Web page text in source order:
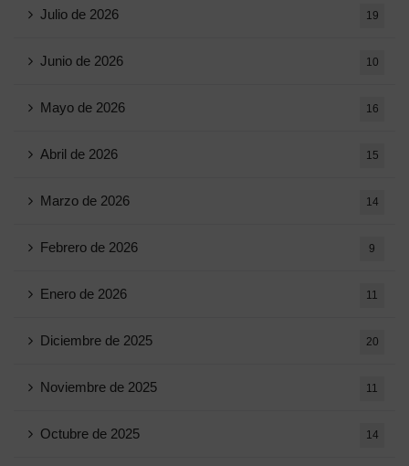
Julio de 2026 19
Junio ​​de 2026 10
Mayo de 2026 16
Abril de 2026 15
Marzo de 2026 14
Febrero de 2026 9
Enero de 2026 11
Diciembre de 2025 20
Noviembre de 2025 11
Octubre de 2025 14